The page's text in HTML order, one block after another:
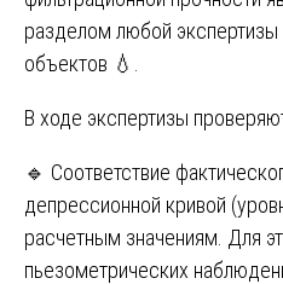
разделом любой экспертизы
объектов 💧.
В ходе экспертизы
🔹 Соответствие
депрессионной кривой
расчетным значениям. Для
пьезометрических